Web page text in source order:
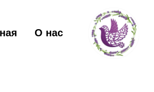
О нас